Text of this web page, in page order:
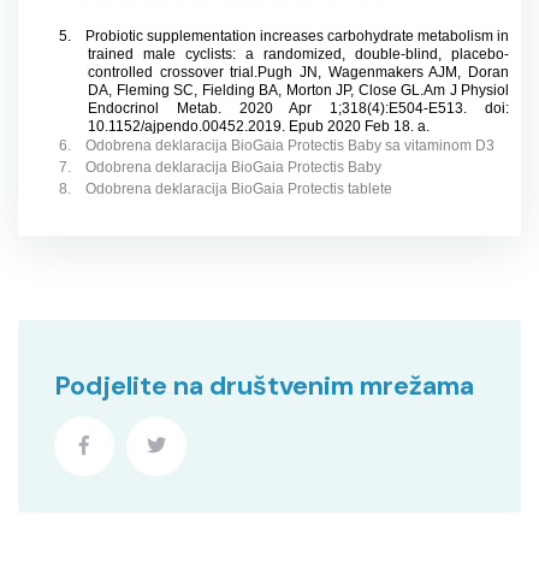
5.
Probiotic supplementation increases carbohydrate metabolism in
trained male cyclists: a randomized, double-blind, placebo-
controlled crossover trial.Pugh JN, Wagenmakers AJM, Doran
DA, Fleming SC, Fielding BA, Morton JP, Close GL.Am J Physiol
Endocrinol Metab. 2020 Apr 1;318(4):E504-E513. doi:
10.1152/ajpendo.00452.2019. Epub 2020 Feb 18. a.
6.
Odobrena deklaracija BioGaia Protectis Baby sa vitaminom D3
7.
Odobrena deklaracija BioGaia Protectis Baby
8.
Odobrena deklaracija BioGaia Protectis tablete
Podjelite na društvenim mrežama